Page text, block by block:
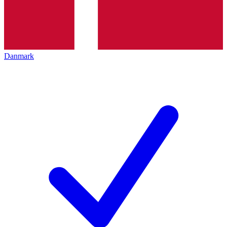
Danmark